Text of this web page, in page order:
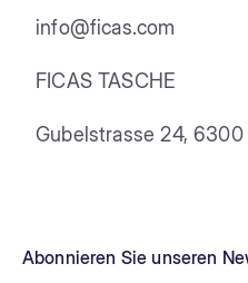
info@ficas.com
FICAS TASCHE
Gubelstrasse 24, 6300
Abonnieren Sie unseren